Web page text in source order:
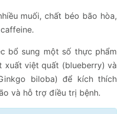
muối, chất béo bão hòa,
bổ sung một số thực phẩm
xuất việt quất (blueberry) và
biloba) để kích thích
và hỗ trợ điều trị bệnh.